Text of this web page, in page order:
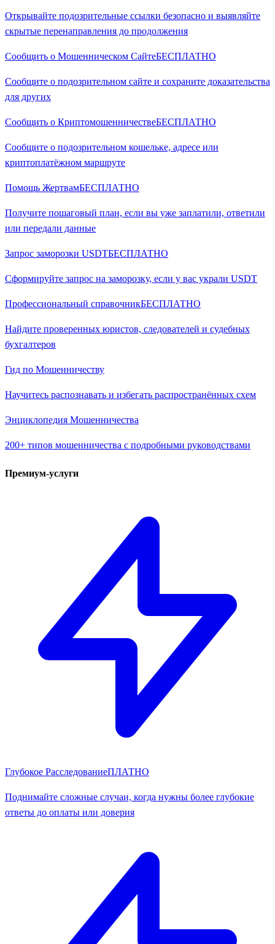
Открывайте подозрительные ссылки безопасно и выявляйте
скрытые перенаправления до продолжения
Сообщить о Мошенническом СайтеБЕСПЛАТНО
Сообщите о подозрительном сайте и сохраните доказательства
для других
Сообщить о КриптомошенничествеБЕСПЛАТНО
Сообщите о подозрительном кошельке, адресе или
криптоплатёжном маршруте
Помощь ЖертвамБЕСПЛАТНО
Получите пошаговый план, если вы уже заплатили, ответили
или передали данные
Запрос заморозки USDTБЕСПЛАТНО
Сформируйте запрос на заморозку, если у вас украли USDT
Профессиональный справочникБЕСПЛАТНО
Найдите проверенных юристов, следователей и судебных
бухгалтеров
Гид по Мошенничеству
Научитесь распознавать и избегать распространённых схем
Энциклопедия Мошенничества
200+ типов мошенничества с подробными руководствами
Премиум-услуги
Глубокое РасследованиеПЛАТНО
Поднимайте сложные случаи, когда нужны более глубокие
ответы до оплаты или доверия